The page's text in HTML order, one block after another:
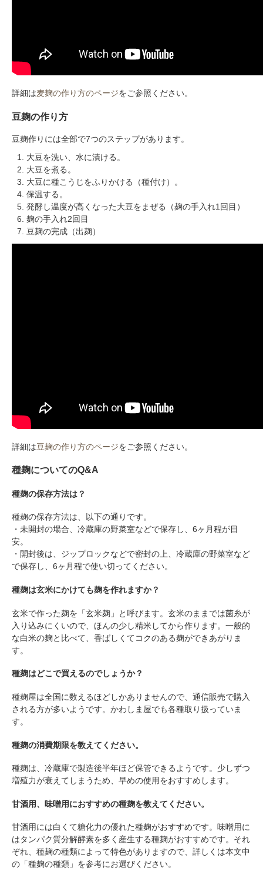
詳細は麦麹の作り方のページをご参照ください。
豆麹の作り方
豆麹作りには全部で7つのステップがあります。
大豆を洗い、水に漬ける。
大豆を煮る。
大豆に種こうじをふりかける（種付け）。
保温する。
発酵し温度が高くなった大豆をまぜる（麹の手入れ1回目）
麹の手入れ2回目
豆麹の完成（出麹）
詳細は豆麹の作り方のページをご参照ください。
種麹についてのQ&A
種麹の保存方法は？
種麹の保存方法は、以下の通りです。
・未開封の場合、冷蔵庫の野菜室などで保存し、6ヶ月程が目
安。
・開封後は、ジップロックなどで密封の上、冷蔵庫の野菜室など
で保存し、6ヶ月程で使い切ってください。
種麹は玄米にかけても麹を作れますか？
玄米で作った麹を「玄米麹」と呼びます。玄米のままでは菌糸が
入り込みにくいので、ほんの少し精米してから作ります。一般的
な白米の麹と比べて、香ばしくてコクのある麹ができあがりま
す。
種麹はどこで買えるのでしょうか？
種麹屋は全国に数えるほどしかありませんので、通信販売で購入
される方が多いようです。かわしま屋でも各種取り扱っていま
す。
種麹の消費期限を教えてください。
種麹は、冷蔵庫で製造後半年ほど保管できるようです。少しずつ
増殖力が衰えてしまうため、早めの使用をおすすめします。
甘酒用、味噌用におすすめの種麹を教えてください。
甘酒用には白くて糖化力の優れた種麹がおすすめです。味噌用に
はタンパク質分解酵素を多く産生する種麹がおすすめです。それ
ぞれ、種麹の種類によって特色がありますので、詳しくは本文中
の「種麹の種類」を参考にお選びください。